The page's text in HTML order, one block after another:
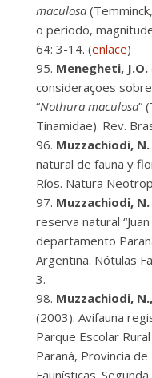
maculosa
o periodo,
64: 3-14. (enlace)
Menegheti, J.O.
consideraçoes
“Nothura maculosa”
Tinamidae). Rev.
Muzzachiodi, N.
natural de fauna y
Ríos. Natura
Muzzachiodi, N.
reserva natural
departamento
Argentina. Nótulas
3.
Muzzachiodi,
(2003). Avifauna
Parque Escolar
Paraná, Provincia
Faunísticas.